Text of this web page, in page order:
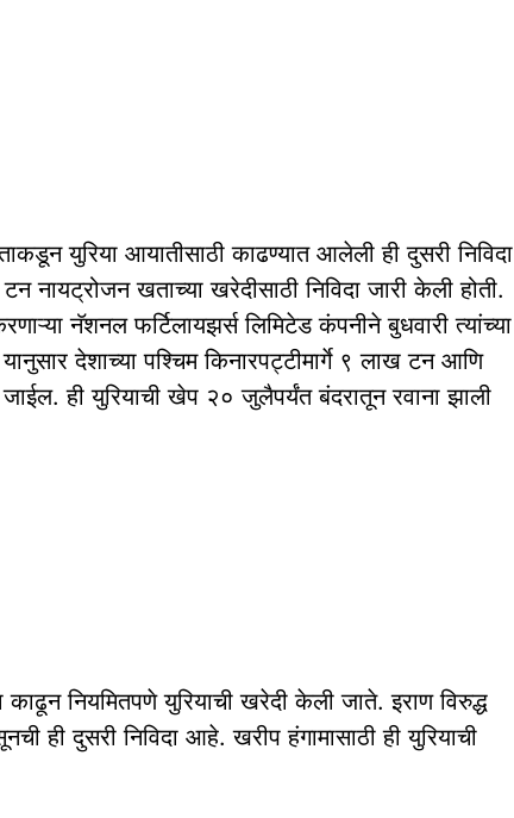
युरिया आयातीसाठी काढण्यात आलेली ही दुसरी निविदा
खताच्या खरेदीसाठी निविदा जारी केली होती.
नॅशनल फर्टिलायझर्स लिमिटेड कंपनीने बुधवारी त्यांच्या
देशाच्या पश्चिम किनारपट्टीमार्गे ९ लाख टन आणि
जाईल. ही युरियाची खेप २० जुलैपर्यंत बंदरातून रवाना झाली
काढून नियमितपणे युरियाची खरेदी केली जाते. इराण विरुद्ध
ही दुसरी निविदा आहे. खरीप हंगामासाठी ही युरियाची